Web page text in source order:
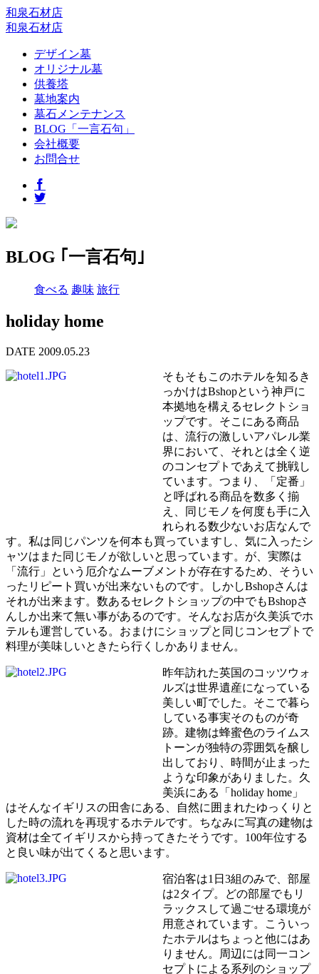
和泉石材店
和泉石材店
デザイン墓
オリジナル墓
供養塔
墓地案内
墓石メンテナンス
BLOG「一言石句」
会社概要
お問合せ
BLOG ｢一言石句｣
食べる 趣味 旅行
holiday home
DATE 2009.05.23
そもそもこのホテルを知るき
っかけはBshopという神戸に
本拠地を構えるセレクトショ
ップです。そこにある商品
は、流行の激しいアパレル業
界において、それとは全く逆
のコンセプトであえて挑戦し
ています。つまり、「定番」
と呼ばれる商品を数多く揃
え、同じモノを何度も手に入
れられる数少ないお店なんで
す。私は同じパンツを何本も買っていますし、気に入ったシ
ャツはまた同じモノが欲しいと思っています。が、実際は
「流行」という厄介なムーブメントが存在するため、そうい
ったリピート買いが出来ないものです。しかしBshopさんは
それが出来ます。数あるセレクトショップの中でもBshopさ
んしか出来て無い事があるのです。そんなお店が久美浜でホ
テルも運営している。おまけにショップと同じコンセプトで
料理が美味しいときたら行くしかありません。
昨年訪れた英国のコッツウォ
ルズは世界遺産になっている
美しい町でした。そこで暮ら
している事実そのものが奇
跡。建物は蜂蜜色のライムス
トーンが独特の雰囲気を醸し
出しており、時間が止まった
ような印象がありました。久
美浜にある「holiday home」
はそんなイギリスの田舎にある、自然に囲まれたゆっくりと
した時の流れを再現するホテルです。ちなみに写真の建物は
資材は全てイギリスから持ってきたそうです。100年位する
と良い味が出てくると思います。
宿泊客は1日3組のみで、部屋
は2タイプ。どの部屋でもリ
ラックスして過ごせる環境が
用意されています。こういっ
たホテルはちょっと他にはあ
りません。周辺には同一コン
セプトによる系列のショップ